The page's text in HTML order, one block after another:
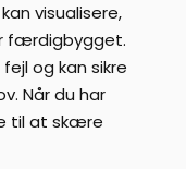
visualisere,
færdigbygget.
og kan sikre
Når du har
til at skære